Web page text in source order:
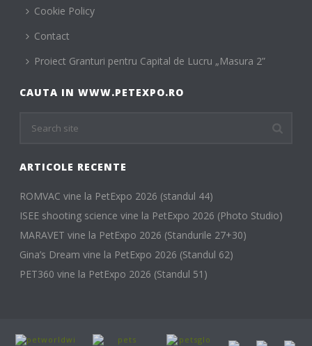
Cookie Policy
Contact
Proiect Granturi pentru Capital de Lucru „Masura 2”
CAUTA IN WWW.PETEXPO.RO
ARTICOLE RECENTE
ROMVAC vine la PetExpo 2026 (standul 44)
ISEE shooting science vine la PetExpo 2026 (Photo Studio)
MARAVET vine la PetExpo 2026 (Standurile 27+30)
Gina’s Dream vine la PetExpo 2026 (Standul 62)
PET360 vine la PetExpo 2026 (Standul 51)